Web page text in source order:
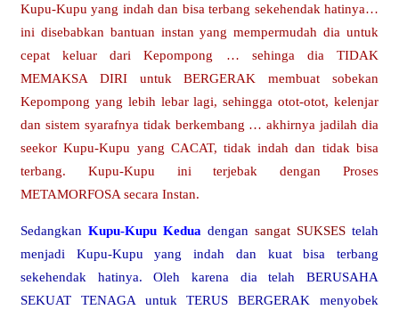
Kupu-Kupu yang indah dan bisa terbang sekehendak hatinya…
ini disebabkan bantuan instan yang mempermudah dia untuk
cepat keluar dari Kepompong … sehinga dia TIDAK
MEMAKSA DIRI untuk BERGERAK membuat sobekan
Kepompong yang lebih lebar lagi, sehingga otot-otot, kelenjar
dan sistem syarafnya tidak berkembang … akhirnya jadilah dia
seekor Kupu-Kupu yang CACAT, tidak indah dan tidak bisa
terbang. Kupu-Kupu ini terjebak dengan Proses
METAMORFOSA secara Instan.
SedangkanKupu-Kupu Kedua dengan sangat SUKSEStelah
menjadi Kupu-Kupu yang indah dan kuat bisa terbang
sekehendak hatinya. Oleh karena dia telah BERUSAHA
SEKUAT TENAGA untuk TERUS BERGERAK menyobek